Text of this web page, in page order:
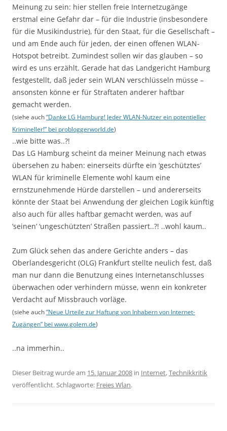
Meinung zu sein: hier stellen freie Internetzugänge
erstmal eine Gefahr dar – für die Industrie (insbesondere
für die Musikindustrie), für den Staat, für die Gesellschaft –
und am Ende auch für jeden, der einen offenen WLAN-
Hotspot betreibt. Zumindest sollen wir das glauben – so
wird es uns erzählt. Gerade hat das Landgericht Hamburg
festgestellt, daß jeder sein WLAN verschlüsseln müsse –
ansonsten könne er für Straftaten anderer haftbar
gemacht werden.
(siehe auch “Danke LG Hamburg! Jeder WLAN-Nutzer ein potentieller
Krimineller!” bei probloggerworld.de)
..wie bitte was..?!
Das LG Hamburg scheint da meiner Meinung nach etwas
übersehen zu haben: einerseits dürfte ein ‘geschütztes’
WLAN für kriminelle Elemente wohl kaum eine
ernstzunehmende Hürde darstellen – und andererseits
könnte der Staat bei Anwendung der gleichen Logik künftig
also auch für alles haftbar gemacht werden, was auf
’seinen’ ‘ungeschützten’ Straßen passiert..?! ..wohl kaum..
Zum Glück sehen das andere Gerichte anders – das
Oberlandesgericht (OLG) Frankfurt stellte neulich fest, daß
man nur dann die Benutzung eines Internetanschlusses
überwachen oder verhindern müsse, wenn ein konkreter
Verdacht auf Missbrauch vorläge.
(siehe auch “Neue Urteile zur Haftung von Inhabern von Internet-
Zugängen” bei www.golem.de)
..na immerhin..
Dieser Beitrag wurde am 15. Januar 2008 in Internet,Technikkritik
veröffentlicht. Schlagworte: Freies Wlan.